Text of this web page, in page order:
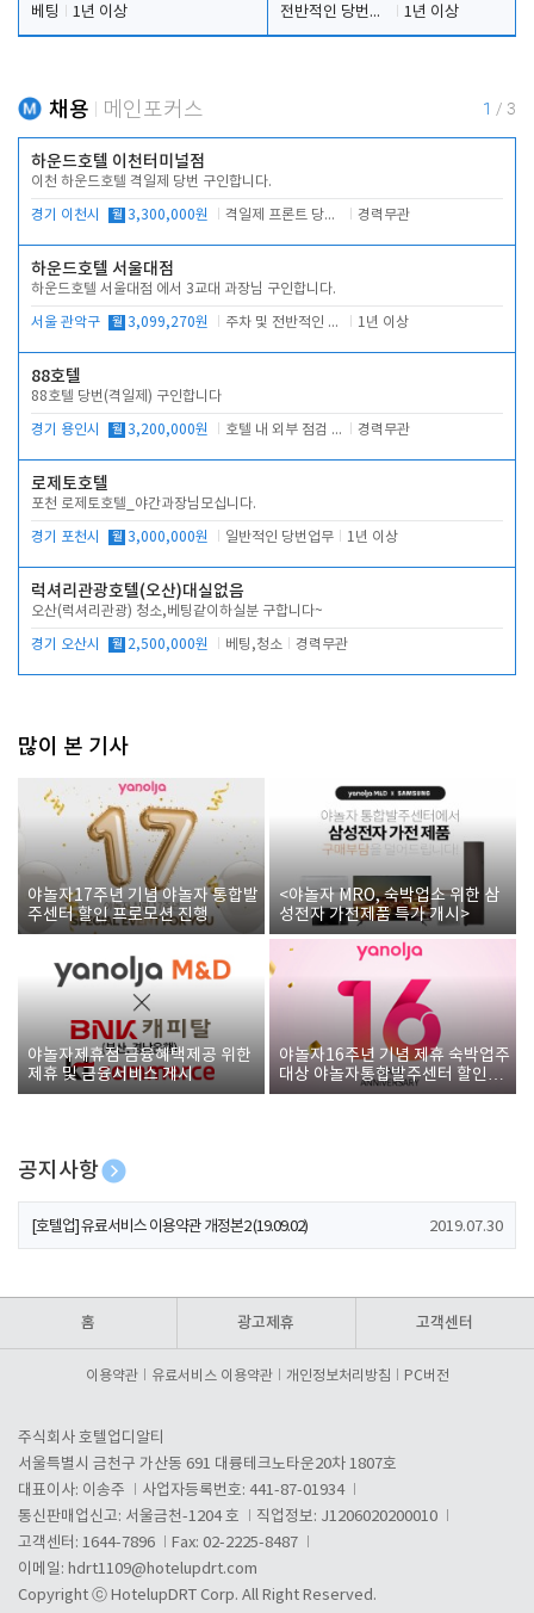
베팅
1년 이상
전반적인 당번업무
1년 이상
채용 메인포커스 1 / 3
하운드호텔 이천터미널점
이천 하운드호텔 격일제 당번 구인합니다.
경기 이천시 월 3,300,000원 격일제 프론트 당번 업무로 주차 및 객실 점검 경력무관
하운드호텔 서울대점
하운드호텔 서울대점 에서 3교대 과장님 구인합니다.
서울 관악구 월 3,099,270원 주차 및 전반적인 당번업무 1년 이상
88호텔
88호텔 당번(격일제) 구인합니다
경기 용인시 월 3,200,000원 호텔 내 외부 점검 및 프런트 운영 경력무관
로제토호텔
포천 로제토호텔_야간과장님모십니다.
경기 포천시 월 3,000,000원 일반적인 당번업무 1년 이상
럭셔리관광호텔(오산)대실없음
오산(럭셔리관광) 청소,베팅같이하실분 구합니다~
경기 오산시 월 2,500,000원 베팅,청소 경력무관
많이 본 기사
야놀자17주년 기념 야놀자 통합발
주센터 할인 프로모션 진행
<야놀자 MRO, 숙박업소 위한 삼
성전자 가전제품 특가 개시>
야놀자제휴점 금융혜택제공 위한
제휴 및 금융서비스 게시
야놀자16주년 기념 제휴 숙박업주
대상 야놀자통합발주센터 할인쿠
폰 증정
공지사항
[호텔업] 개인정보 처리방침 개정본1 (19.09.02)
[호텔업] 유료서비스 이용약관 개정본2 (19.09.02) 2019.07.30
홈 광고제휴 고객센터
이용약관 유료서비스 이용약관 개인정보처리방침 PC버전
주식회사 호텔업디알티
서울특별시 금천구 가산동 691 대륭테크노타운20차 1807호
대표이사: 이송주
사업자등록번호: 441-87-01934
통신판매업신고: 서울금천-1204 호
직업정보: J1206020200010
고객센터: 1644-7896
Fax: 02-2225-8487
이메일: hdrt1109@hotelupdrt.com
Copyright ⓒ HotelupDRT Corp. All Right Reserved.